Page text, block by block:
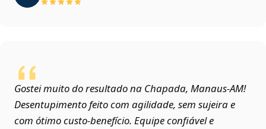
Gostei muito do resultado na Chapada, Manaus‑AM!
Desentupimento feito com agilidade, sem sujeira e
com ótimo custo-benefício. Equipe confiável e